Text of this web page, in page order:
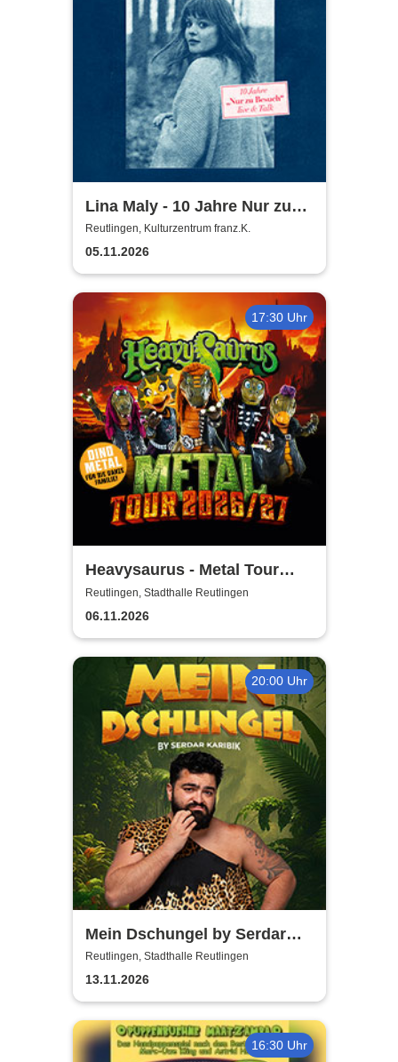
Lina Maly - 10 Jahre Nur zu
Besuch
Reutlingen, Kulturzentrum franz.K.
05.11.2026
17:30 Uhr
Heavysaurus - Metal Tour
2026/27
Reutlingen, Stadthalle Reutlingen
06.11.2026
20:00 Uhr
Mein Dschungel by Serdar
Karibik
Reutlingen, Stadthalle Reutlingen
13.11.2026
16:30 Uhr